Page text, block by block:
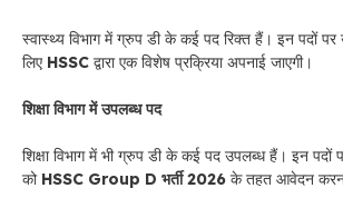
स्वास्थ्य विभाग में ग्रुप डी के कई पद रिक्त हैं। इन पदों पर
लिए HSSC द्वारा एक विशेष प्रक्रिया अपनाई जाएगी।
शिक्षा विभाग में उपलब्ध पद
शिक्षा विभाग में भी ग्रुप डी के कई पद उपलब्ध हैं। इन पदों
को HSSC Group D भर्ती 2026 के तहत आवेदन करना